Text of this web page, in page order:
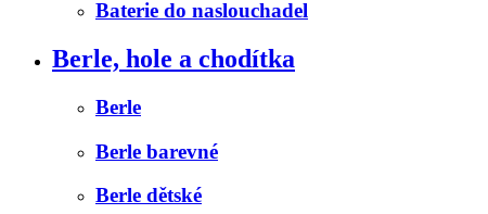
Baterie do naslouchadel
Berle, hole a chodítka
Berle
Berle barevné
Berle dětské